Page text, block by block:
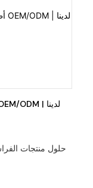
حلول منتجات
لإنشاء